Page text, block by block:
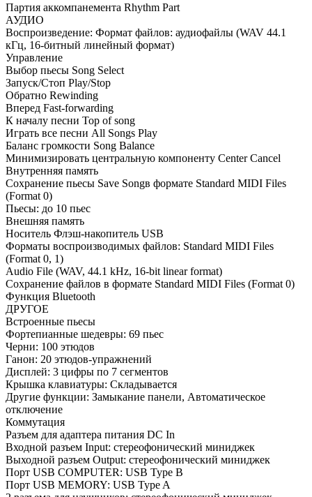
Партия аккомпанемента Rhythm Part
АУДИО
Воспроизведение: Формат файлов: аудиофайлы (WAV 44.1
кГц, 16-битный линейный формат)
Управление
Выбор пьесы Song Select
Запуск/Стоп Play/Stop
Обратно Rewinding
Вперед Fast-forwarding
К началу песни Top of song
Играть все песни All Songs Play
Баланс громкости Song Balance
Минимизировать центральную компоненту Center Cancel
Внутренняя память
Сохранение пьесы Save Songв формате Standard MIDI Files
(Format 0)
Пьесы: до 10 пьес
Внешняя память
Носитель Флэш-накопитель USB
Форматы воспроизводимых файлов: Standard MIDI Files
(Format 0, 1)
Audio File (WAV, 44.1 kHz, 16-bit linear format)
Сохранение файлов в формате Standard MIDI Files (Format 0)
Функция Bluetooth
ДРУГОЕ
Встроенные пьесы
Фортепианные шедевры: 69 пьес
Черни: 100 этюдов
Ганон: 20 этюдов-упражнений
Дисплей: 3 цифры по 7 сегментов
Крышка клавиатуры: Складывается
Другие функции: Замыкание панели, Автоматическое
отключение
Коммутация
Разъем для адаптера питания DC In
Входной разъем Input: стереофонический миниджек
Выходной разъем Output: стереофонический миниджек
Порт USB COMPUTER: USB Type B
Порт USB MEMORY: USB Type A